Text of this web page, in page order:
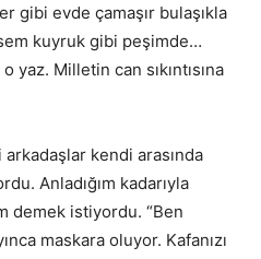
gibi evde çamaşır bulaşıkla
kuyruk gibi peşimde…
yaz. Milletin can sıkıntısına
arkadaşlar kendi arasında
Anladığım kadarıyla
demek istiyordu. “Ben
maskara oluyor. Kafanızı